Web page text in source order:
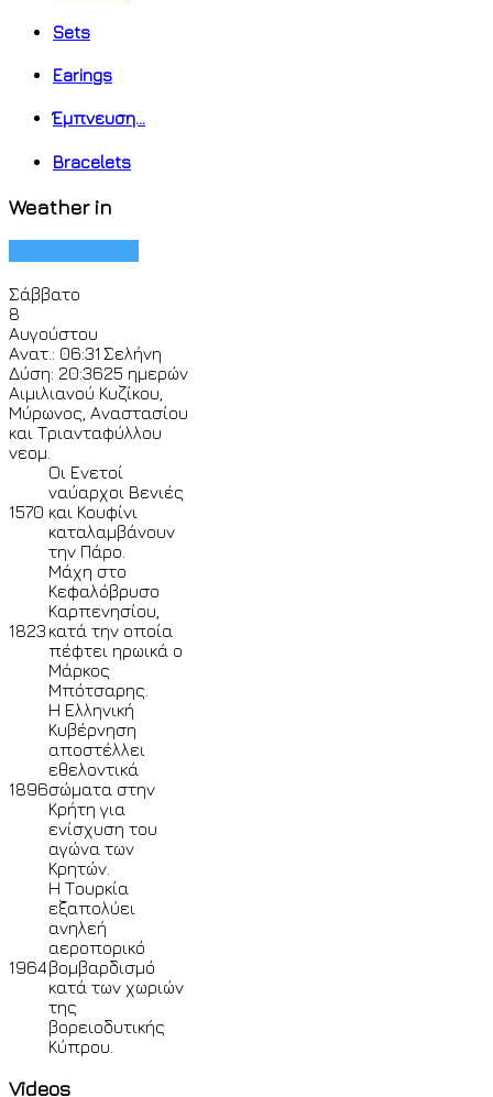
Sets
Earings
Έμπνευση...
Bracelets
Weather in
Σάββατο
8
Αυγούστου
Ανατ.: 06:31
Δύση: 20:36
Σελήνη
25 ημερών
Αιμιλιανού Κυζίκου,
Μύρωνος, Αναστασίου
και Τριανταφύλλου
νεομ.
1570
Οι Ενετοί
ναύαρχοι Βενιές
και Κουφίνι
καταλαμβάνουν
την Πάρο.
1823
Μάχη στο
Κεφαλόβρυσο
Καρπενησίου,
κατά την οποία
πέφτει ηρωικά ο
Μάρκος
Μπότσαρης.
1896
Η Ελληνική
Κυβέρνηση
αποστέλλει
εθελοντικά
σώματα στην
Κρήτη για
ενίσχυση του
αγώνα των
Κρητών.
1964
Η Τουρκία
εξαπολύει
ανηλεή
αεροπορικό
βομβαρδισμό
κατά των χωριών
της
βορειοδυτικής
Κύπρου.
Videos